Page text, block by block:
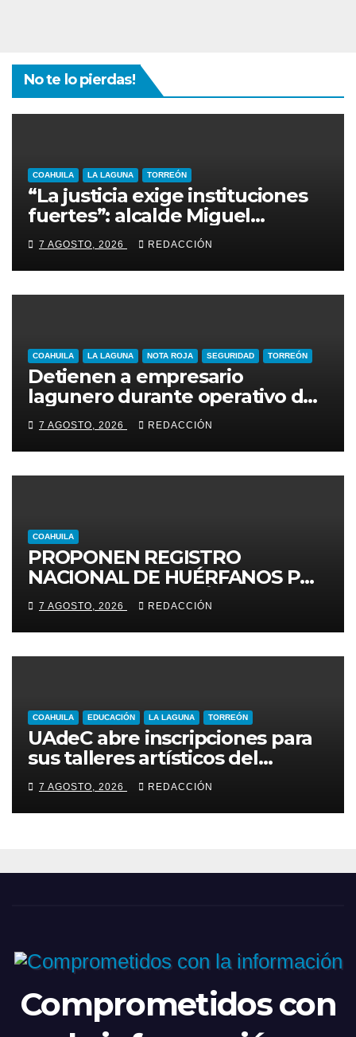
No te lo pierdas!
COAHUILA LA LAGUNA TORREÓN
“La justicia exige instituciones
fuertes”: alcalde Miguel
Riquelme
7 AGOSTO, 2026 REDACCIÓN
COAHUILA LA LAGUNA NOTA ROJA SEGURIDAD TORREÓN
Detienen a empresario
lagunero durante operativo de
seguridad
7 AGOSTO, 2026 REDACCIÓN
COAHUILA
PROPONEN REGISTRO
NACIONAL DE HUÉRFANOS POR
FEMINICIDIO EN MÉXICO
7 AGOSTO, 2026 REDACCIÓN
COAHUILA EDUCACIÓN LA LAGUNA TORREÓN
UAdeC abre inscripciones para
sus talleres artísticos del
semestre agosto-diciembre
2026
7 AGOSTO, 2026 REDACCIÓN
Comprometidos con